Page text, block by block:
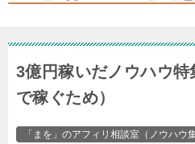
3億円稼いだノウハウ特
で稼ぐため）
「まを」のアフィリ相談室（ノウハウ集